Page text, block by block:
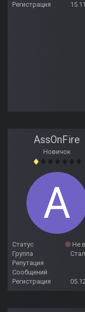
Регистрация
AssOnFire
Новичок
Статус
Не
Группа
Репутация
Сообщений
Регистрация